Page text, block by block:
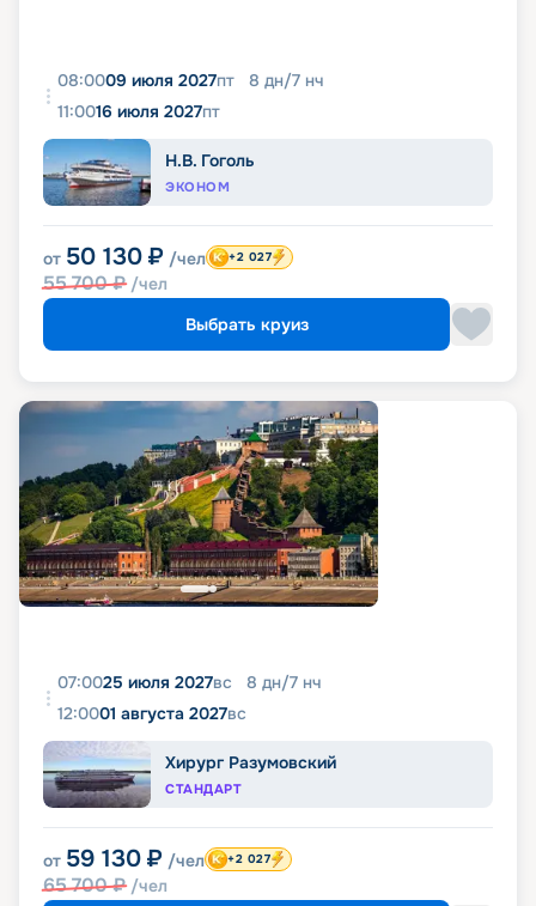
08:0009 июля 2027пт 8 дн/7 нч
11:0016 июля 2027пт
Н.В. Гоголь
ЭКОНОМ
от 50 130 ₽ /чел
55 700₽ /чел
+2 027
Выбрать круиз
07:0025 июля 2027вс 8 дн/7 нч
12:0001 августа 2027вс
Хирург Разумовский
СТАНДАРТ
от 59 130 ₽ /чел
65 700₽ /чел
+2 027